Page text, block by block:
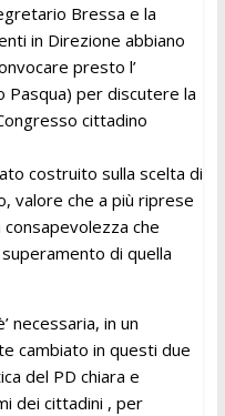
Bressa e la
in Direzione abbiano
presto l’
Pasqua) per discutere la
cittadino
costruito sulla scelta di
valore che a più riprese
che
di quella
necessaria, in un
cambiato in questi due
del PD chiara e
dei cittadini , per